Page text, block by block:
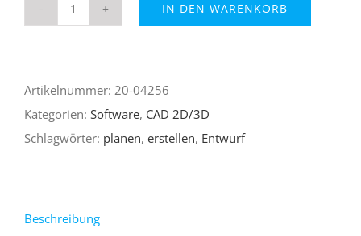
IN DEN WARENKORB
Artikelnummer: 20-04256
Kategorien: Software, CAD 2D/3D
Schlagwörter: planen, erstellen, Entwurf
Beschreibung